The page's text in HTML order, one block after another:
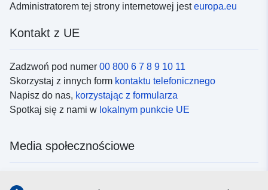
Administratorem tej strony internetowej jesteuropa.eu
Kontakt z UE
Zadzwoń pod numer 00 800 6 7 8 9 10 11
Skorzystaj z innych form kontaktu telefonicznego
Napisz do nas, korzystając z formularza
Spotkaj się z nami w lokalnym punkcie UE
Media społecznościowe